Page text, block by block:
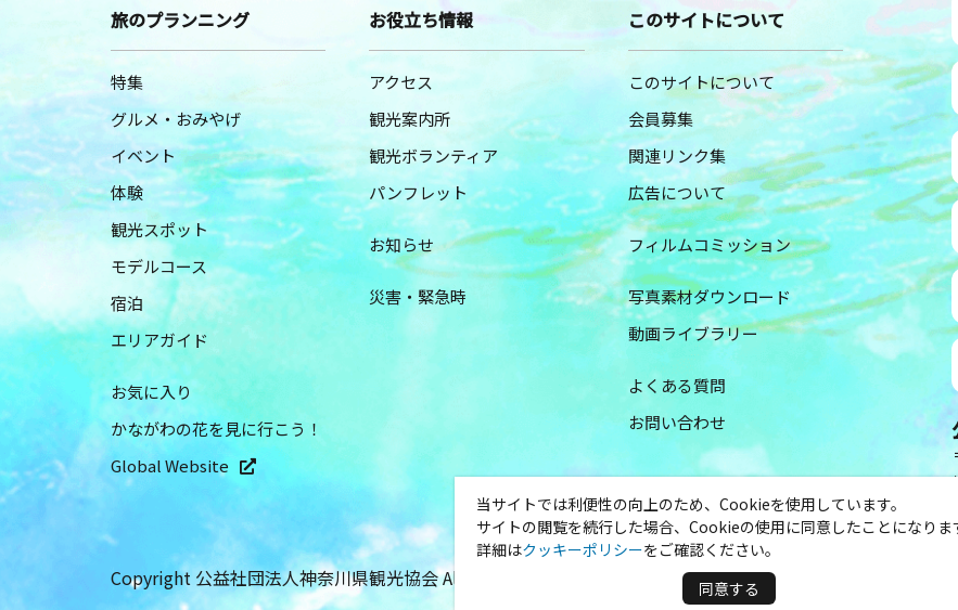
旅のプランニング
特集
グルメ・おみやげ
イベント
体験
観光スポット
モデルコース
宿泊
エリアガイド
お気に入り
かながわの花を見に行こう！
Global Website
お役立ち情報
アクセス
観光案内所
観光ボランティア
パンフレット
お知らせ
災害・緊急時
このサイトについて
このサイトについて
会員募集
関連リンク集
広告について
フィルムコミッション
写真素材ダウンロード
動画ライブラリー
よくある質問
お問い合わせ
Copyright 公益社団法人神奈川県観光協会 All Rights Reserved.
当サイトでは利便性の向上のため、Cookieを使用しています。
サイトの閲覧を続行した場合、Cookieの使用に同意したことになりま
詳細はクッキーポリシーをご確認ください。
同意する